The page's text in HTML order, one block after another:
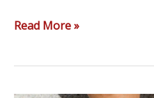
Read More »